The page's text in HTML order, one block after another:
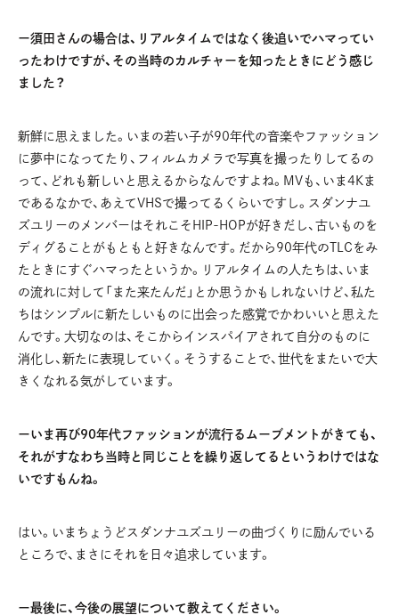
ー須田さんの場合は、リアルタイムではなく後追いでハマってい
ったわけですが、その当時のカルチャーを知ったときにどう感じ
ました？
新鮮に思えました。いまの若い子が90年代の音楽やファッション
に夢中になってたり、フィルムカメラで写真を撮ったりしてるの
って、どれも新しいと思えるからなんですよね。MVも、いま4Kま
であるなかで、あえてVHSで撮ってるくらいですし。スダンナユ
ズユリーのメンバーはそれこそHIP-HOPが好きだし、古いものを
ディグることがもともと好きなんです。だから90年代のTLCをみ
たときにすぐハマったというか。リアルタイムの人たちは、いま
の流れに対して「また来たんだ」とか思うかもしれないけど、私た
ちはシンプルに新たしいものに出会った感覚でかわいいと思えた
んです。大切なのは、そこからインスパイアされて自分のものに
消化し、新たに表現していく。そうすることで、世代をまたいで大
きくなれる気がしています。
ーいま再び90年代ファッションが流行るムーブメントがきても、
それがすなわち当時と同じことを繰り返してるというわけではな
いですもんね。
はい。いまちょうどスダンナユズユリーの曲づくりに励んでいる
ところで、まさにそれを日々追求しています。
ー最後に、今後の展望について教えてください。